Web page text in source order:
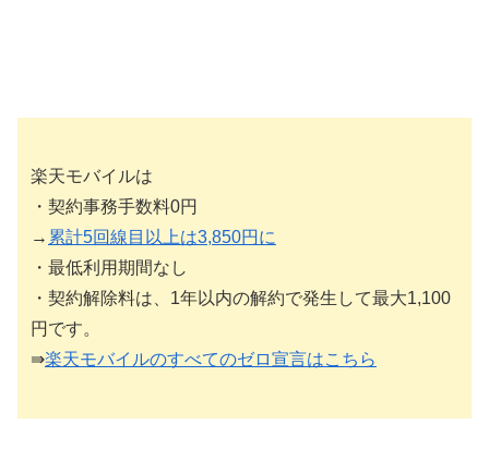
楽天モバイルは
・契約事務手数料0円
→ 累計5回線目以上は3,850円に
・最低利用期間なし
・契約解除料は、1年以内の解約で発生して最大1,100
円です。
⇛楽天モバイルのすべてのゼロ宣言はこちら